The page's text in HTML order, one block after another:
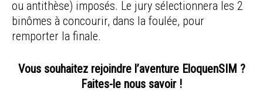
ou antithèse) imposés. Le jury sélectionnera les 2
binômes à concourir, dans la foulée, pour
remporter la finale.
Vous souhaitez rejoindre l’aventure EloquenSIM ?
Faites-le nous savoir !